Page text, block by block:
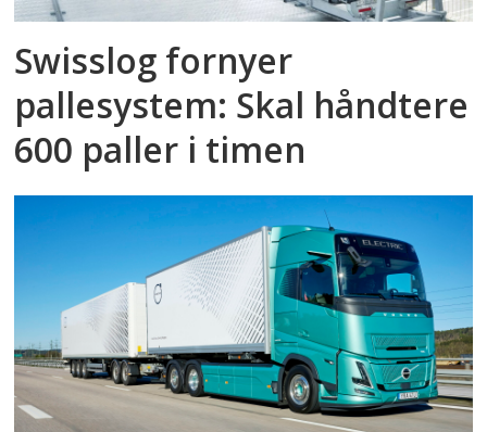
Swisslog fornyer
pallesystem: Skal håndtere
600 paller i timen